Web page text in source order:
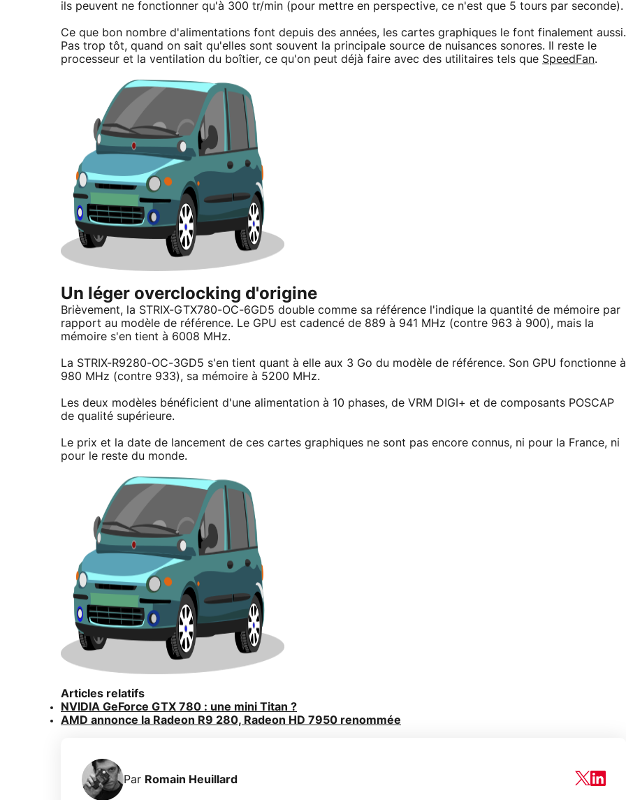
ils peuvent ne fonctionner qu'à 300 tr/min (pour mettre en perspective, ce n'est que 5 tours par seconde).
Ce que bon nombre d'alimentations font depuis des années, les cartes graphiques le font finalement aussi.
Pas trop tôt, quand on sait qu'elles sont souvent la principale source de nuisances sonores. Il reste le
processeur et la ventilation du boîtier, ce qu'on peut déjà faire avec des utilitaires tels que SpeedFan.
Un léger overclocking d'origine
Brièvement, la STRIX-GTX780-OC-6GD5 double comme sa référence l'indique la quantité de mémoire par
rapport au modèle de référence. Le GPU est cadencé de 889 à 941 MHz (contre 963 à 900), mais la
mémoire s'en tient à 6008 MHz.
La STRIX-R9280-OC-3GD5 s'en tient quant à elle aux 3 Go du modèle de référence. Son GPU fonctionne à
980 MHz (contre 933), sa mémoire à 5200 MHz.
Les deux modèles bénéficient d'une alimentation à 10 phases, de VRM DIGI+ et de composants POSCAP
de qualité supérieure.
Le prix et la date de lancement de ces cartes graphiques ne sont pas encore connus, ni pour la France, ni
pour le reste du monde.
Articles relatifs
NVIDIA GeForce GTX 780 : une mini Titan ?
AMD annonce la Radeon R9 280, Radeon HD 7950 renommée
Par Romain Heuillard